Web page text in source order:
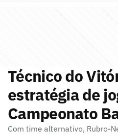
Técnico do
estratégia de
Campeonato
Com time alternativo, Rubro-